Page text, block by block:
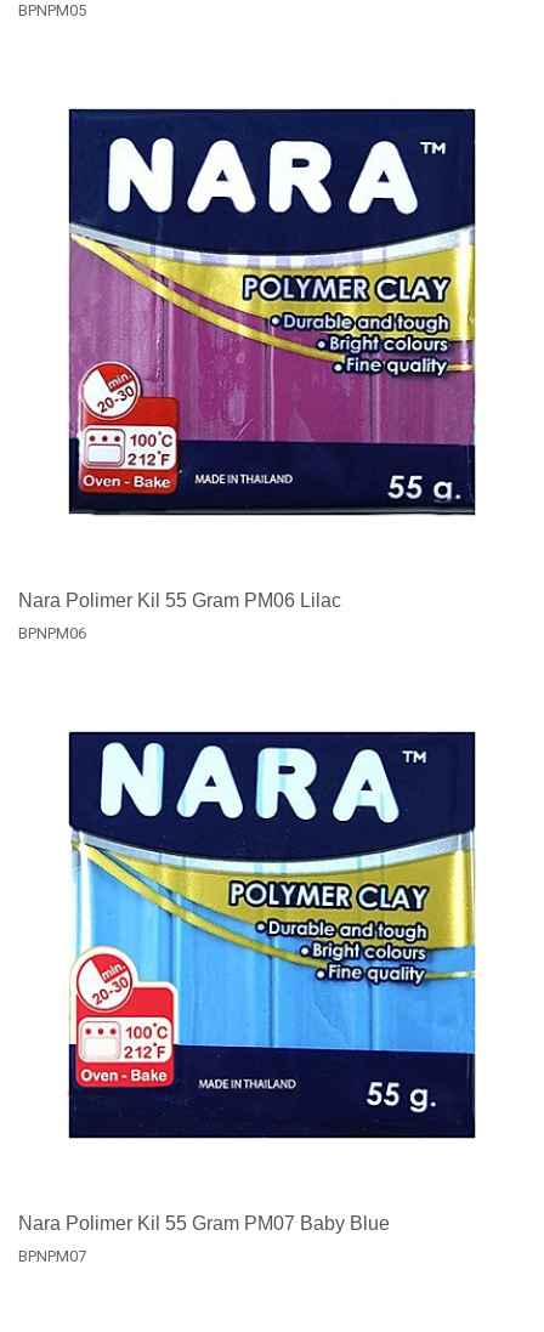
BPNPM05
Nara Polimer Kil 55 Gram PM06 Lilac
BPNPM06
Nara Polimer Kil 55 Gram PM07 Baby Blue
BPNPM07